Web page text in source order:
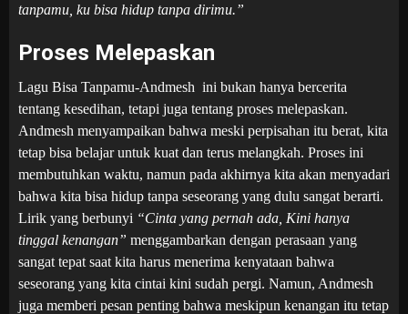
tanpamu, ku bisa hidup tanpa dirimu.”
Proses Melepaskan
Lagu Bisa Tanpamu-Andmesh ini bukan hanya bercerita
tentang kesedihan, tetapi juga tentang proses melepaskan.
Andmesh menyampaikan bahwa meski perpisahan itu berat, kita
tetap bisa belajar untuk kuat dan terus melangkah. Proses ini
membutuhkan waktu, namun pada akhirnya kita akan menyadari
bahwa kita bisa hidup tanpa seseorang yang dulu sangat berarti.
Lirik yang berbunyi “Cinta yang pernah ada, Kini hanya
tinggal kenangan” menggambarkan dengan perasaan yang
sangat tepat saat kita harus menerima kenyataan bahwa
seseorang yang kita cintai kini sudah pergi. Namun, Andmesh
juga memberi pesan penting bahwa meskipun kenangan itu tetap